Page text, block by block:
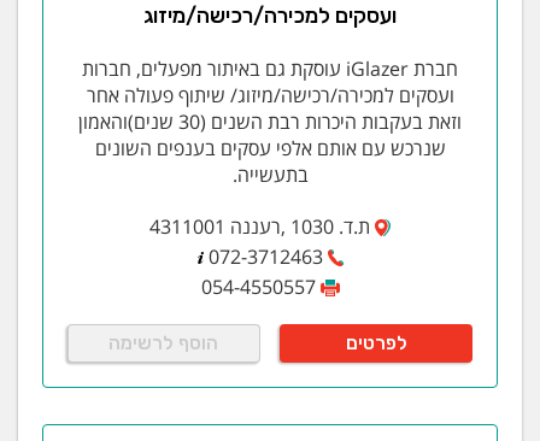
ועסקים למכירה/רכישה/מיזוג
חברת iGlazer עוסקת גם באיתור מפעלים, חברות
ועסקים למכירה/רכישה/מיזוג/ שיתוף פעולה אחר
וזאת בעקבות היכרות רבת השנים (30 שנים)והאמון
שנרכש עם אותם אלפי עסקים בענפים השונים
בתעשייה.
ת.ד. 1030 ,רעננה 4311001
072-3712463
054-4550557
לפרטים הוסף לרשימה